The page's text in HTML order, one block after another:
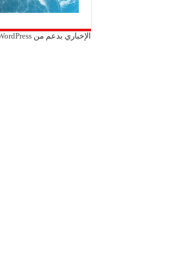
الإخباري بدعم من